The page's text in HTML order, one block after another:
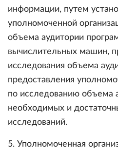
информации, путем
уполномоченной
объема аудитории
вычислительных машин,
исследования объема
предоставления
по исследованию объема
необходимых и
исследований.
5. Уполномоченная